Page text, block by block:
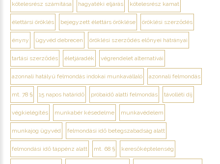
kötelesrész számítása hagyatéki eljárás kötelesrész kamat
élettársi öröklés bejegyzett élettárs öröklése öröklési szerződés
ényny ügyvéd debrecen öröklési szerződés előnyei hátrányai
tartási szerződés életjáradék végrendelet alternatívái
azonnali hatályú felmondás indokai munkavállaló azonnali felmondás
mt. 78 § 15 napos határidő próbaidő alatti felmondás távolléti díj
végkielégítés munkabér késedelme munkavédelem
munkajog ügyvéd felmondási idő betegszabadság alatt
felmondási idő táppénz alatt mt. 68 § keresőképtelenség